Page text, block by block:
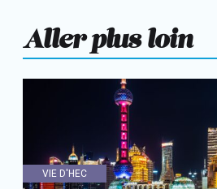
Aller plus loin
VIE D'HEC